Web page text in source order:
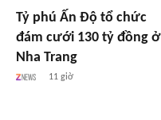
Tỷ phú Ấn Độ tổ chức
đám cưới 130 tỷ đồng ở
Nha Trang
11 giờ